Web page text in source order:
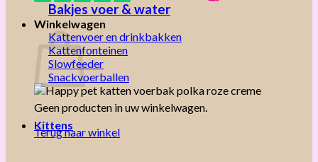
Winkelwagen
Geen producten in uw winkelwagen.
Terug naar winkel
Bakjes voer & water
Kattenvoer en drinkbakken
Kattenfonteinen
Slowfeeder
Snackvoerballen
Kittens